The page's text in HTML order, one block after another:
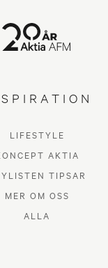
LIFESTYLE
AKTIA
TIPSAR
MER OM OSS
ALLASå